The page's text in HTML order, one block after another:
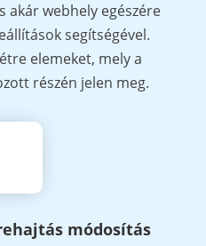
akár webhely egészére
segítségével.
elemeket, mely a
részén jelen meg.
módosítás